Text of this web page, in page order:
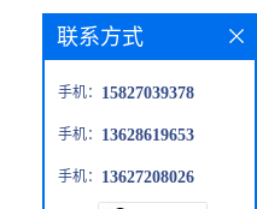
联系方式
手机： 15827039378
手机： 13628619653
手机： 13627208026